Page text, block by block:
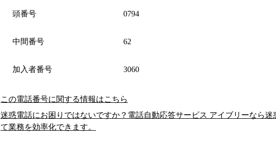
頭番号 0794
中間番号 62
加入者番号 3060
この電話番号に関する情報はこちら
迷惑電話にお困りではないですか？電話自動応答サービス アイブリーなら迷
て業務を効率化できます。